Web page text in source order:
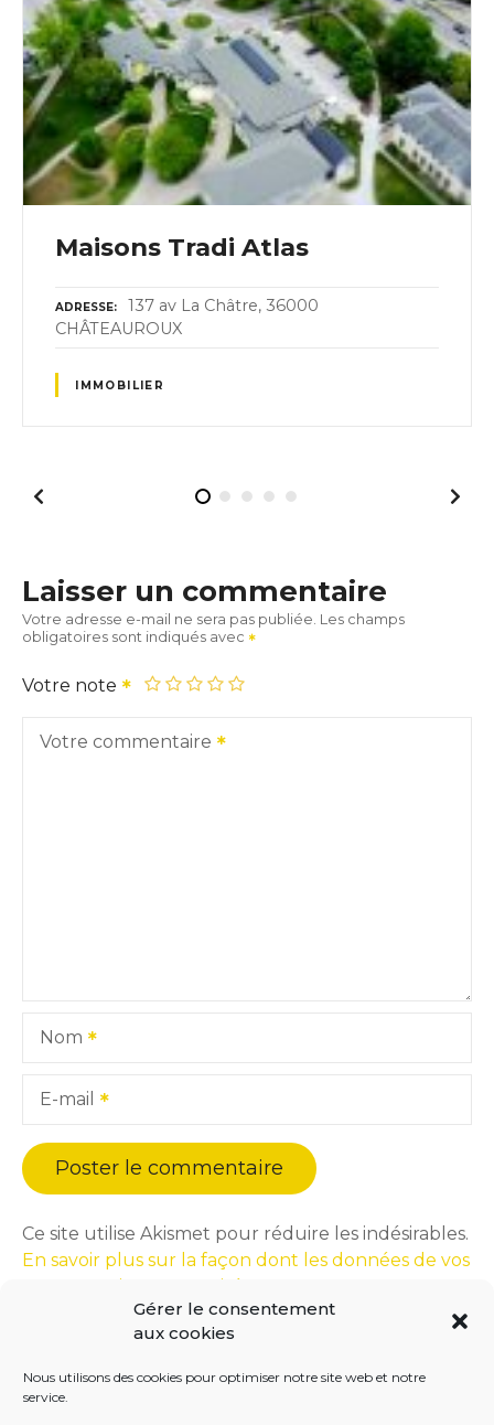
Gérer le consentement
aux cookies
Nous utilisons des cookies pour optimiser notre site web et notre
service.
Maisons Tradi Atlas
ADRESSE
137 av La Châtre, 36000
CHÂTEAUROUX
IMMOBILIER
Laisser un commentaire
Votre adresse e-mail ne sera pas publiée. Les champs
obligatoires sont indiqués avec
Votre note
Votre commentaire
Nom
E-mail
Ce site utilise Akismet pour réduire les indésirables.
En savoir plus sur la façon dont les données de vos